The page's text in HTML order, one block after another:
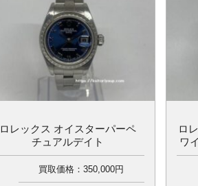
ロレックス オイスターパーペ
チュアルデイト
買取価格：350,000円
ロ
ワ